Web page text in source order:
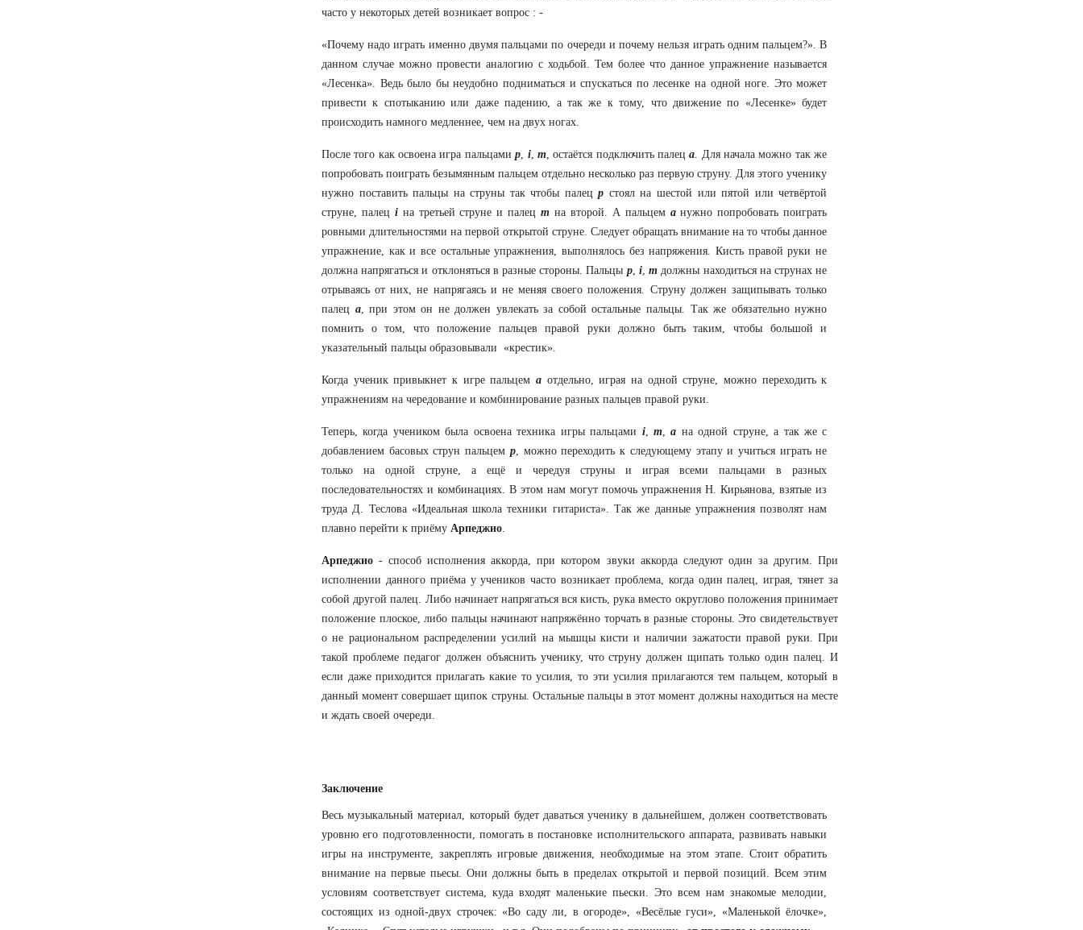
часто у некоторых детей возникает вопрос : -
«Почему надо играть именно двумя пальцами по очереди и почему нельзя играть одним пальцем?». В
данном случае можно провести аналогию с ходьбой. Тем более что данное упражнение называется
«Лесенка». Ведь было бы неудобно подниматься и спускаться по лесенке на одной ноге. Это может
привести к спотыканию или даже падению, а так же к тому, что движение по «Лесенке» будет
происходить намного медленнее, чем на двух ногах.
После того как освоена игра пальцамиp, i, m, остаётся подключить палеца. Для начала можно так же
попробовать поиграть безымянным пальцем отдельно несколько раз первую струну. Для этого ученику
нужно поставить пальцы на струны так чтобы палецр стоял на шестой или пятой или четвёртой
струне, палец i на третьей струне и палецm на второй. А пальцем анужно попробовать поиграть
ровными длительностями на первой открытой струне. Следует обращать внимание на то чтобы данное
упражнение, как и все остальные упражнения, выполнялось без напряжения. Кисть правой руки не
должна напрягаться и отклоняться в разные стороны. Пальцы p, i,mдолжны находиться на струнах не
отрываясь от них, не напрягаясь и не меняя своего положения. Струну должен защипывать только
палец а, при этом он не должен увлекать за собой остальные пальцы. Так же обязательно нужно
помнить о том, что положение пальцев правой руки должно быть таким, чтобы большой и
указательный пальцы образовывали «крестик».
Когда ученик привыкнет к игре пальцем а отдельно, играя на одной струне, можно переходить к
упражнениям на чередование и комбинирование разных пальцев правой руки.
Теперь, когда учеником была освоена техника игры пальцами i, m,a на одной струне, а так же с
добавлением басовых струн пальцем р, можно переходить к следующему этапу и учиться играть не
только на одной струне, а ещё и чередуя струны и играя всеми пальцами в разных
последовательностях и комбинациях. В этом нам могут помочь упражнения Н. Кирьянова, взятые из
труда Д. Теслова «Идеальная школа техники гитариста». Так же данные упражнения позволят нам
плавно перейти к приёму Арпеджио.
Арпеджио- способ исполнения аккорда, при котором звуки аккорда следуют один за другим. При
исполнении данного приёма у учеников часто возникает проблема, когда один палец, играя, тянет за
собой другой палец. Либо начинает напрягаться вся кисть, рука вместо округлово положения принимает
положение плоское, либо пальцы начинают напряжённо торчать в разные стороны. Это свидетельствует
о не рациональном распределении усилий на мышцы кисти и наличии зажатости правой руки. При
такой проблеме педагог должен объяснить ученику, что струну должен щипать только один палец. И
если даже приходится прилагать какие то усилия, то эти усилия прилагаются тем пальцем, который в
данный момент совершает щипок струны. Остальные пальцы в этот момент должны находиться на месте
и ждать своей очереди.
Заключение
Весь музыкальный материал, который будет даваться ученику в дальнейшем, должен соответствовать
уровню его подготовленности, помогать в постановке исполнительского аппарата, развивать навыки
игры на инструменте, закреплять игровые движения, необходимые на этом этапе. Стоит обратить
внимание на первые пьесы. Они должны быть в пределах открытой и первой позиций. Всем этим
условиям соответствует система, куда входят маленькие пьески. Это всем нам знакомые мелодии,
состоящих из одной-двух строчек: «Во саду ли, в огороде», «Весёлые гуси», «Маленькой ёлочке»,